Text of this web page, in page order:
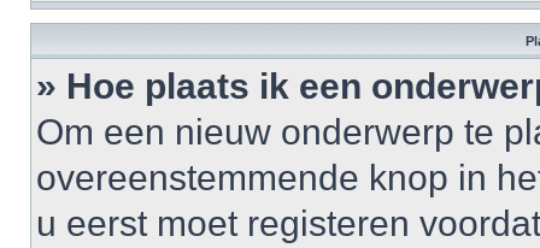
» Hoe plaats ik een
Om een nieuw onderwerp te
overeenstemmende knop in
u eerst moet registeren